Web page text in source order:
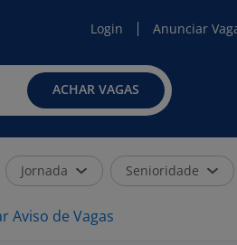
Login Anunciar
ACHAR VAGAS
Jornada Senioridade
Aviso de Vagas